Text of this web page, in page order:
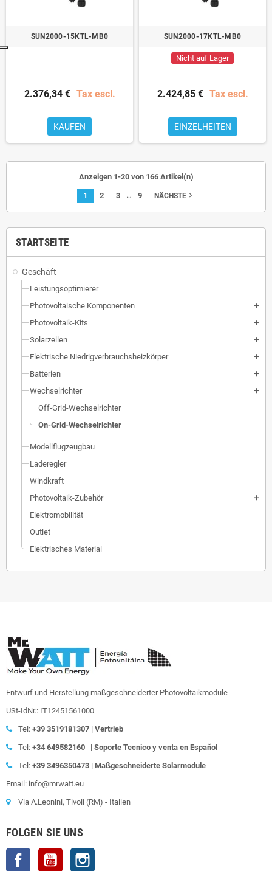
STARTSEITE
Geschäft
Leistungsoptimierer
Photovoltaische Komponenten
add
Photovoltaik-Kits add
Solarzellen add
Elektrische Niedrigverbrauchsheizkörper add
Batterien add
Wechselrichter add
Off-Grid-Wechselrichter
On-Grid-Wechselrichter
Modellflugzeugbau
Laderegler
Windkraft
Photovoltaik-Zubehör
add
Elektromobilität
Outlet
Elektrisches Material
SUN2000-15KTL-MB0
2.376,34 € Tax escl.
KAUFEN
SUN2000-17KTL-MB0
Nicht auf Lager
2.424,85 € Tax escl.
EINZELHEITEN
Anzeigen 1-20 von 166 Artikel(n)
1 2 3 … 9 NÄCHSTE navigate_next
Entwurf und Herstellung maßgeschneiderter Photovoltaikmodule
USt-IdNr.: IT12451561000
Tel: +39 3519181307 | Vertrieb
Tel: +34 649582160 | Soporte Tecnico y venta en Español
Tel: +39 3496350473 | Maßgeschneiderte Solarmodule
Email: info@mrwatt.eu
Via A.Leonini, Tivoli (RM) - Italien
FOLGEN SIE UNS
Facebook YouTube